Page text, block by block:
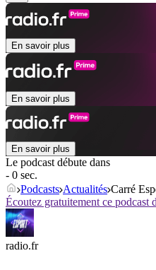
En savoir plus
En savoir plus
En savoir plus
Le podcast débute dans
- 0 sec.
Podcasts Actualités Carré
Écoutez gratuitement ce podcast
radio.fr